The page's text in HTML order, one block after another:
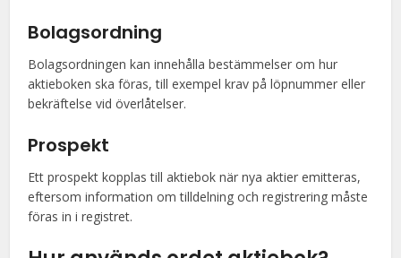
Bolagsordning
Bolagsordningen kan innehålla bestämmelser om hur
aktieboken ska föras, till exempel krav på löpnummer eller
bekräftelse vid överlåtelser.
Prospekt
Ett prospekt kopplas till aktiebok när nya aktier emitteras,
eftersom information om tilldelning och registrering måste
föras in i registret.